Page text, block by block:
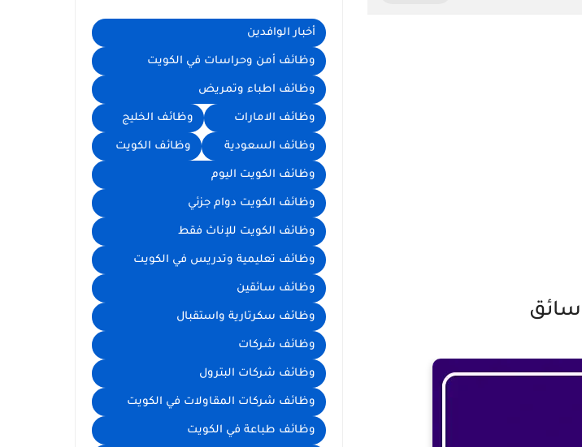
أخبار الوافدين
وظائف أمن وحراسات في الكويت
وظائف اطباء وتمريض
وظائف الامارات وظائف الخليج
وظائف السعودية وظائف الكويت
وظائف الكويت اليوم
وظائف الكويت دوام جزئي
وظائف الكويت للإناث فقط
وظائف تعليمية وتدريس في الكويت
وظائف سائقين
وظائف سكرتارية واستقبال
وظائف شركات
وظائف شركات البترول
وظائف شركات المقاولات في الكويت
وظائف طباعة في الكويت